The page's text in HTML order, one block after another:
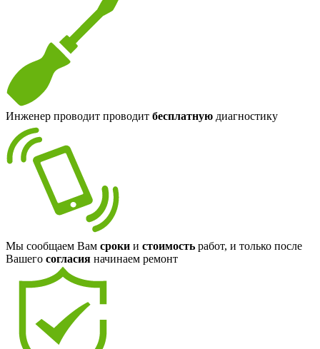
Инженер проводит проводит бесплатную диагностику
Мы сообщаем Вам сроки и стоимость работ, и только после
Вашего согласия начинаем ремонт